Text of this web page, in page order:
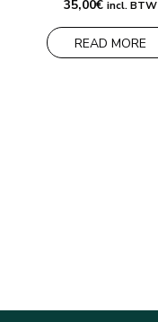
35,00€ incl. BTW
READ MORE